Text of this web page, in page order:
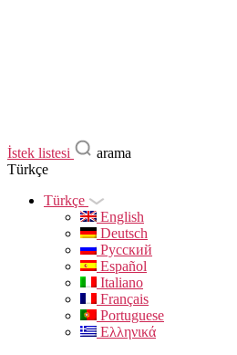
İstek listesi
arama
Türkçe
Türkçe
English
Deutsch
Русский
Español
Italiano
Français
Portuguese
Ελληνικά